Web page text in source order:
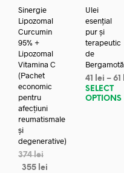
Sinergie
Lipozomal
Curcumin
95% +
Lipozomal
Vitamina C
(Pachet
economic
pentru
afecțiuni
reumatismale
și
degenerative)
374lei
355 lei
Ulei
esențial
pur și
terapeutic
de
Bergamotă
41 lei – 61
SELECT
OPTIONS